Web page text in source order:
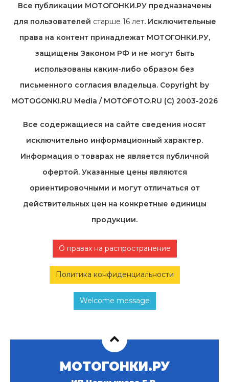
Все публикации МОТОГОНКИ.РУ предназначены
для пользователей старше 16 лет. Исключительные
права на контент принадлежат МОТОГОНКИ.РУ,
защищены Законом РФ и не могут быть
использованы каким-либо образом без
письменного согласия владельца. Copyright by
MOTOGONKI.RU Media / MOTOFOTO.RU (C) 2003-2026
Все содержащиеся на cайте сведения носят
исключительно информационный характер.
Информация о товарах не является публичной
офертой. Указанные цены являются
ориентировочными и могут отличаться от
действительных цен на конкретные единицы
продукции.
О правах на распространение
Политика конфиденциальности
Welcome message
МОТОГОНКИ.РУ